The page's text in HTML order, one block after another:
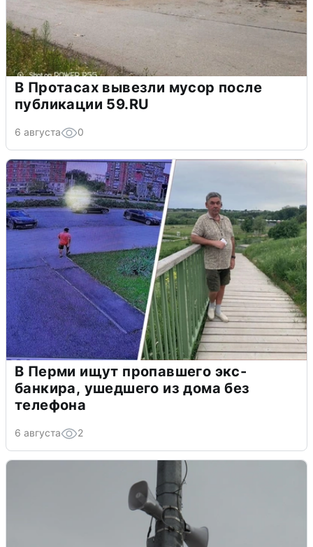
В Протасах вывезли мусор после
публикации 59.RU
6 августа 0
В Перми ищут пропавшего экс-
банкира, ушедшего из дома без
телефона
6 августа 2